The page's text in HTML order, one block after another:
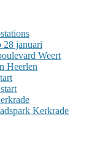
28 januari
Weert
Heerlen
Kerkrade